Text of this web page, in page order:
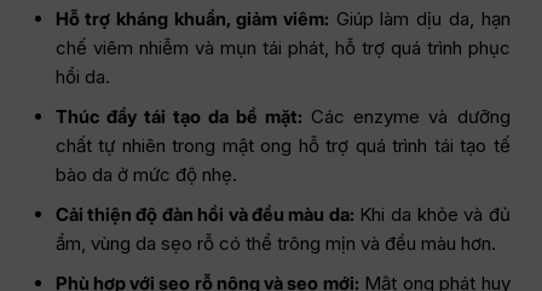
Hỗ trợ kháng khuẩn, giảm viêm: Giúp làm dịu da, hạn
chế viêm nhiễm và mụn tái phát, hỗ trợ quá trình phục
hồi da.
Thúc đẩy tái tạo da bề mặt: Các enzyme và dưỡng
chất tự nhiên trong mật ong hỗ trợ quá trình tái tạo tế
bào da ở mức độ nhẹ.
Cải thiện độ đàn hồi và đều màu da: Khi da khỏe và đủ
ẩm, vùng da sẹo rỗ có thể trông mịn và đều màu hơn.
Phù hợp với sẹo rỗ nông và sẹo mới: Mật ong phát huy